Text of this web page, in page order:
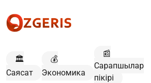
🏛️
Саясат
💰
Экономика
📰
Сарапшылар
пікірі